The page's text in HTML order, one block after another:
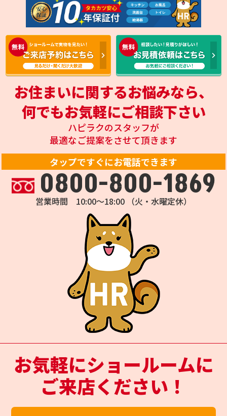
お住まいに関するお悩みなら、
何でもお気軽にご相談下さい
ハピラクのスタッフが
最適なご提案をさせて頂きます
タップですぐにお電話できます
0800-800-1869
営業時間 10:00～18:00 （火・水曜定休）
お気軽にショールームに
ご来店ください！